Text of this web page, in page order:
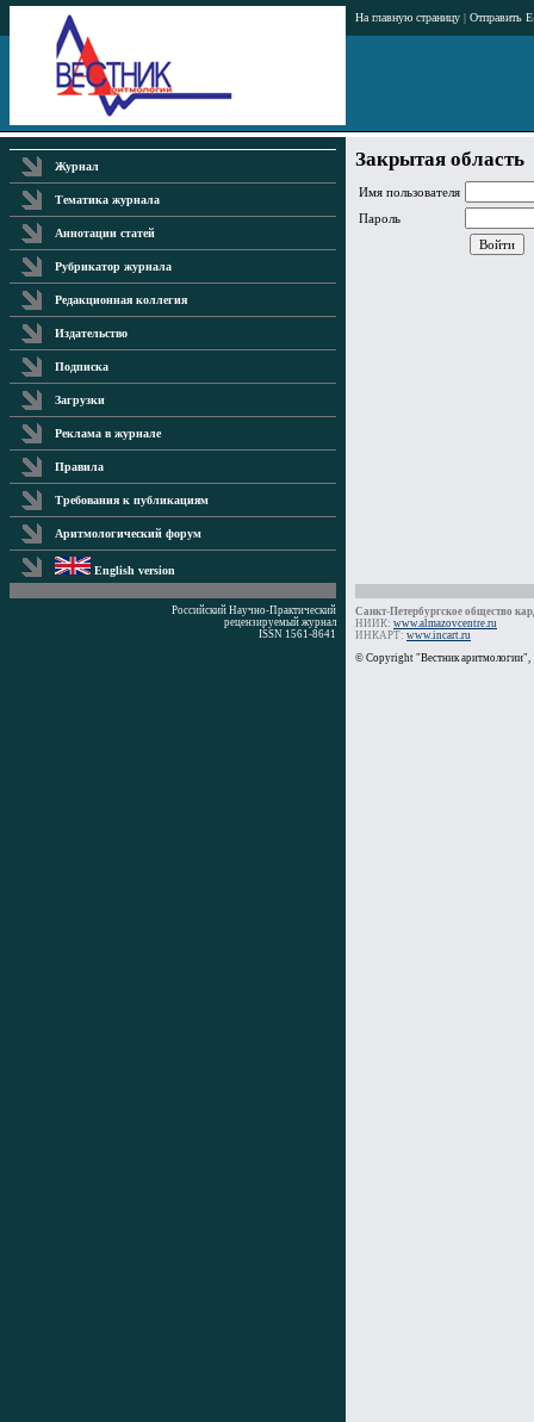
На главную страницу | Отправить
Журнал
Тематика журнала
Аннотации статей
Рубрикатор журнала
Редакционная коллегия
Издательство
Подписка
Загрузки
Реклама в журнале
Правила
Требования к публикациям
Аритмологический форум
English version
Закрытая область
Имя пользователя
Пароль
Российский Научно-Практический
рецензируемый журнал
ISSN 1561-8641
Санкт-Петербургское общество
НИИК: www.almazovcentre.ru
ИНКАРТ: www.incart.ru
© Copyright "Вестник аритмологии",